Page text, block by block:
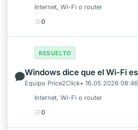
Internet, Wi-Fi o router
0
Equipo Price2Click• 16.05.2026 08:46
Internet, Wi-Fi o router
RESUELTO
0